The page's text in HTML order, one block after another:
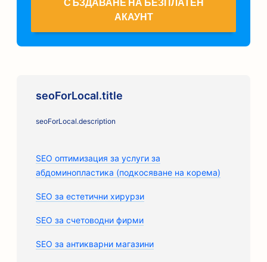
АКАУНТ
seoForLocal.title
seoForLocal.description
SEO оптимизация за услуги за
абдоминопластика (подкосяване на корема)
SEO за естетични хирурзи
SEO за счетоводни фирми
SEO за антикварни магазини